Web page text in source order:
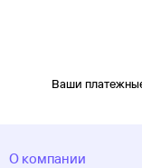
Ваши
О компании